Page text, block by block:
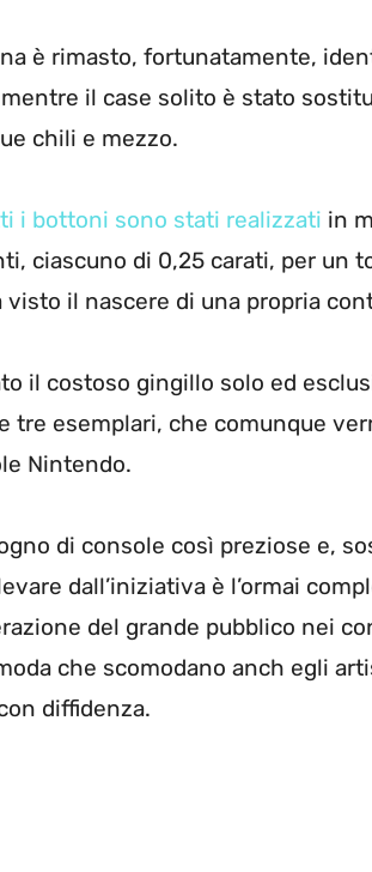
è rimasto, fortunatamente,
il case solito è stato
chili e mezzo.
i bottoni sono stati realizzati in
ciascuno di 0,25 carati, per un
il nascere di una propria
il costoso gingillo solo ed
tre esemplari, che comunque
Nintendo.
di console così preziose e,
dall’iniziativa è l’ormai
del grande pubblico nei
che scomodano anch egli
diffidenza.